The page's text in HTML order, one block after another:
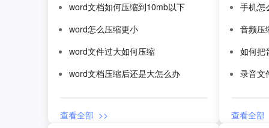
word文档如何压缩到10mb以下
word怎么压缩更小
word文件过大如何压缩
word文档压缩后还是大怎么办
查看全部 >>
手机怎
音频压
如何把
录音文
查看全部